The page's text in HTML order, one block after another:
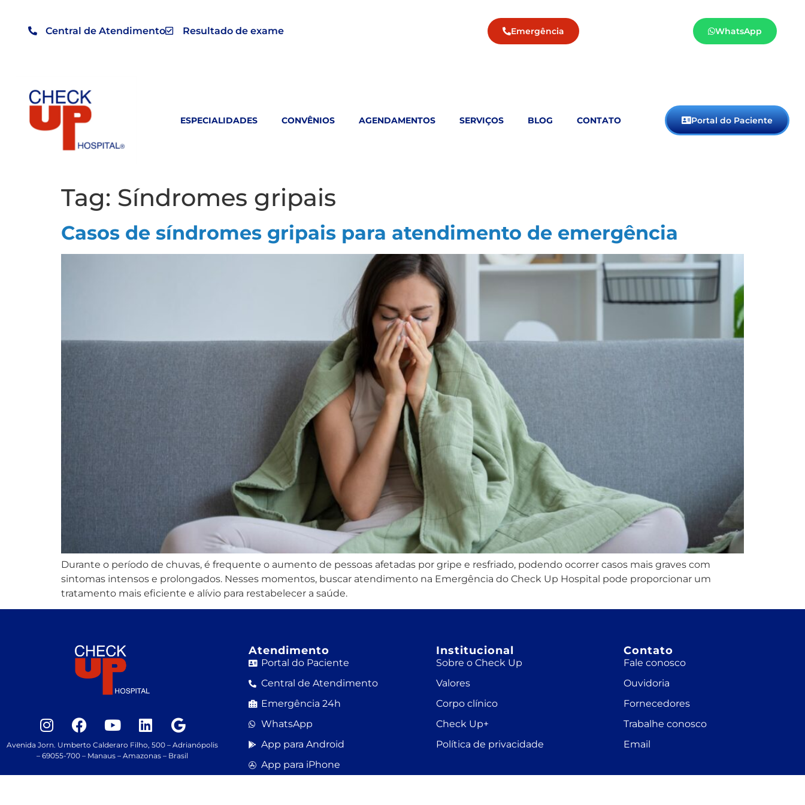
Central de Atendimento Resultado de exame Emergência WhatsApp
ESPECIALIDADES CONVÊNIOS AGENDAMENTOS SERVIÇOS BLOG CONTATO Portal do Paciente
Tag: Síndromes gripais
Casos de síndromes gripais para atendimento de emergência
Durante o período de chuvas, é frequente o aumento de pessoas afetadas por gripe e resfriado, podendo ocorrer casos mais graves com
sintomas intensos e prolongados. Nesses momentos, buscar atendimento na Emergência do Check Up Hospital pode proporcionar um
tratamento mais eficiente e alívio para restabelecer a saúde.
Avenida Jorn. Umberto Calderaro Filho, 500 – Adrianópolis
– 69055-700 – Manaus – Amazonas – Brasil
Atendimento
Portal do Paciente
Central de Atendimento
Emergência 24h
WhatsApp
App para Android
App para iPhone
Institucional
Sobre o Check Up
Valores
Corpo clínico
Check Up+
Política de privacidade
Contato
Fale conosco
Ouvidoria
Fornecedores
Trabalhe conosco
Email